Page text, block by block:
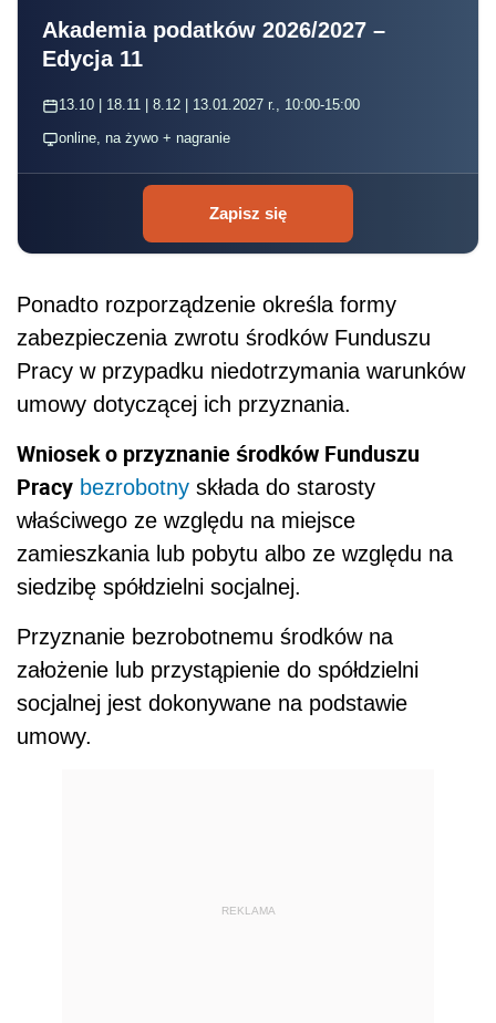
Akademia podatków 2026/2027 –
Edycja 11
13.10 | 18.11 | 8.12 | 13.01.2027 r., 10:00-15:00
online, na żywo + nagranie
Zapisz się
Ponadto rozporządzenie określa formy
zabezpieczenia zwrotu środków Funduszu
Pracy w przypadku niedotrzymania warunków
umowy dotyczącej ich przyznania.
Wniosek o przyznanie środków Funduszu
Pracy bezrobotny składa do starosty
właściwego ze względu na miejsce
zamieszkania lub pobytu albo ze względu na
siedzibę spółdzielni socjalnej.
Przyznanie bezrobotnemu środków na
założenie lub przystąpienie do spółdzielni
socjalnej jest dokonywane na podstawie
umowy.
REKLAMA